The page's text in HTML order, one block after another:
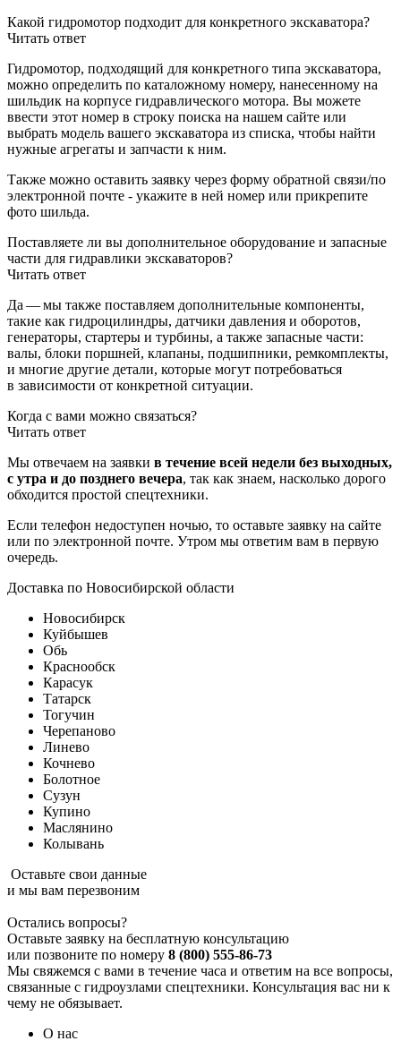
Какой гидромотор подходит для конкретного экскаватора?
Читать ответ
Гидромотор, подходящий для конкретного типа экскаватора,
можно определить по каталожному номеру, нанесенному на
шильдик на корпусе гидравлического мотора. Вы можете
ввести этот номер в строку поиска на нашем сайте или
выбрать модель вашего экскаватора из списка, чтобы найти
нужные агрегаты и запчасти к ним.
Также можно оставить заявку через форму обратной связи/по
электронной почте - укажите в ней номер или прикрепите
фото шильда.
Поставляете ли вы дополнительное оборудование и запасные
части для гидравлики экскаваторов?
Читать ответ
Да — мы также поставляем дополнительные компоненты,
такие как гидроцилиндры, датчики давления и оборотов,
генераторы, стартеры и турбины, а также запасные части:
валы, блоки поршней, клапаны, подшипники, ремкомплекты,
и многие другие детали, которые могут потребоваться
в зависимости от конкретной ситуации.
Когда с вами можно связаться?
Читать ответ
Мы отвечаем на заявки в течение всей недели без выходных,
с утра и до позднего вечера, так как знаем, насколько дорого
обходится простой спецтехники.
Если телефон недоступен ночью, то оставьте заявку на сайте
или по электронной почте. Утром мы ответим вам в первую
очередь.
Доставка по Новосибирской области
Новосибирск
Куйбышев
Обь
Краснообск
Карасук
Татарск
Тогучин
Черепаново
Линево
Кочнево
Болотное
Сузун
Купино
Маслянино
Колывань
Оставьте свои данные
и мы вам перезвоним
Остались вопросы?
Оставьте заявку на бесплатную консультацию
или позвоните по номеру 8 (800) 555-86-73
Мы свяжемся с вами в течение часа и ответим на все вопросы,
связанные с гидроузлами спецтехники. Консультация вас ни к
чему не обязывает.
О нас